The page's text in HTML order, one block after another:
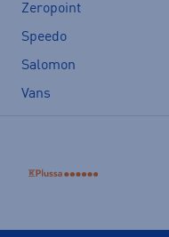
Zeropoint
Speedo
Salomon
Vans